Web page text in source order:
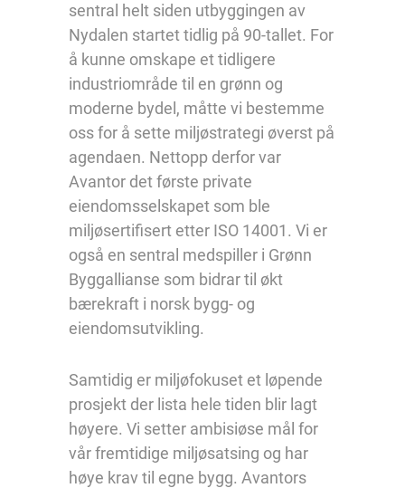
sentral helt siden utbyggingen av
Nydalen startet tidlig på 90-tallet. For
å kunne omskape et tidligere
industriområde til en grønn og
moderne bydel, måtte vi bestemme
oss for å sette miljøstrategi øverst på
agendaen. Nettopp derfor var
Avantor det første private
eiendomsselskapet som ble
miljøsertifisert etter ISO 14001. Vi er
også en sentral medspiller i Grønn
Byggallianse som bidrar til økt
bærekraft i norsk bygg- og
eiendomsutvikling.
Samtidig er miljøfokuset et løpende
prosjekt der lista hele tiden blir lagt
høyere. Vi setter ambisiøse mål for
vår fremtidige miljøsatsing og har
høye krav til egne bygg. Avantors